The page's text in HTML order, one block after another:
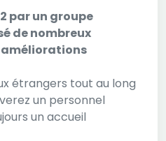
par un groupe
de nombreux
améliorations
étrangers tout au long
un personnel
un accueil